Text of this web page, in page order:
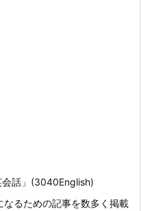
会話」(3040English)
るための記事を数多く掲載